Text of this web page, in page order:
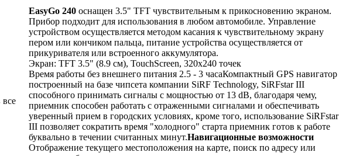
все
EasyGo 240 оснащен 3.5" TFT чувствительным к прикосновению экраном.
Прибор подходит для использования в любом автомобиле. Управление
устройством осуществляется методом касания к чувствительному экрану
пером или кончиком пальца, питание устройства осуществляется от
прикуривателя или встроенного аккумулятора.
Экран: TFT 3.5" (8.9 см), TouchScreen, 320х240 точек
Время работы без внешнего питания 2.5 - 3 часаКомпактный GPS навигатор
построенный на базе чипсета компании SiRF Technology, SiRFstar III
способного принимать сигналы с мощностью от 13 dB, благодаря чему,
приемник способен работать с отраженными сигналами и обеспечивать
уверенный прием в городских условиях, кроме того, использование SiRFstar
III позволяет сократить время "холодного" старта приемник готов к работе
буквально в течении считанных минут.Навигационные возможности
Отображение текущего местоположения на карте, поиск по адресу или